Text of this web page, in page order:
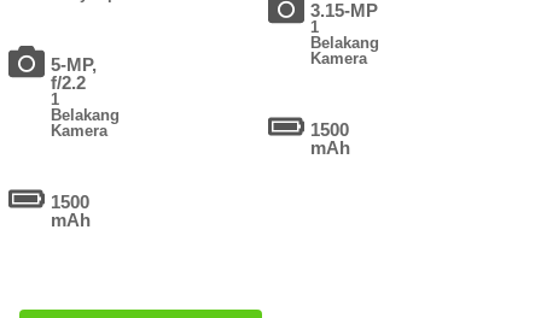
5-MP,
f/2.2
1
Belakang
Kamera
1500
mAh
3.15-MP
1
Belakang
Kamera
1500
mAh